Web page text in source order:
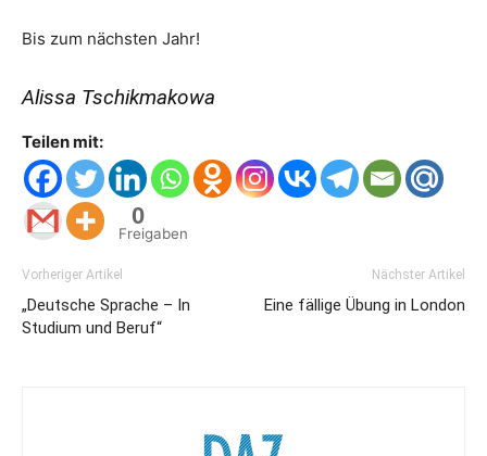
Bis zum nächsten Jahr!
Alissa Tschikmakowa
Teilen mit:
0
Freigaben
Vorheriger Artikel
„Deutsche Sprache – In
Studium und Beruf“
Nächster Artikel
Eine fällige Übung in London